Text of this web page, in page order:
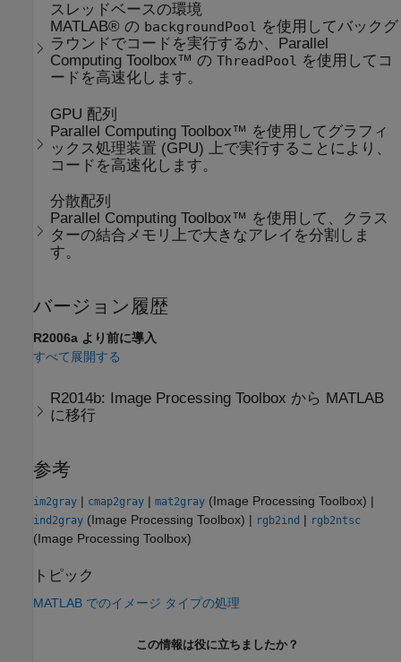
スレッドベースの環境
MATLAB® の backgroundPool を使用してバックグ
ラウンドでコードを実行するか、Parallel
Computing Toolbox™ のThreadPool を使用してコ
ードを高速化します。
GPU 配列
Parallel Computing Toolbox™ を使用してグラフィ
ックス処理装置 (GPU) 上で実行することにより、
コードを高速化します。
分散配列
Parallel Computing Toolbox™ を使用して、クラス
ターの結合メモリ上で大きなアレイを分割しま
す。
バージョン履歴
R2006a より前に導入
すべて展開する
R2014b: Image Processing Toolbox から MATLAB
に移行
参考
im2gray | cmap2gray | mat2gray (Image Processing Toolbox) |
ind2gray (Image Processing Toolbox) | rgb2ind | rgb2ntsc
(Image Processing Toolbox)
トピック
MATLAB でのイメージ タイプの処理
この情報は役に立ちましたか？